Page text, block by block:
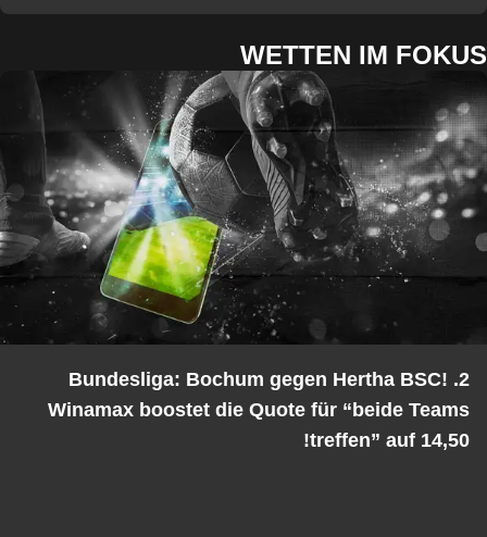
WETTEN IM FOKUS
2. Bundesliga: Bochum gegen Hertha BSC!
Winamax boostet die Quote für “beide Teams
treffen” auf 14,50!